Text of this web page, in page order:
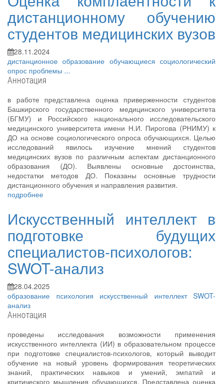
дистанционному обучению
студентов медицинских вузов
28.11.2024
дистанционное образование обучающиесясоциологический
опрос проблемы ...
Аннотация
в работе представлена оценка приверженности студентов
Башкирского государственного медицинского университета
(БГМУ) и Российского национального исследовательского
медицинского университета имени Н.И. Пирогова (РНИМУ) к
ДО на основе социологического опроса обучающихся. Целью
исследований явилось изучение мнений студентов
медицинских вузов по различным аспектам дистанционного
образования (ДО). Выявлены основные достоинства,
недостатки методов ДО. Показаны основные трудности
дистанционного обучения и направления развития.
подробнее
Искусственный интеллект в
подготовке будущих
специалистов-психологов:
SWOT-анализ
28.04.2025
образование психология искусственный интеллект SWOT-
анализ
Аннотация
проведены исследования возможности применения
искусственного интеллекта (ИИ) в образовательном процессе
при подготовке специалистов-психологов, который выводит
обучение на новый уровень формирования теоретических
знаний, практических навыков и умений, эмпатий и
критического мышления обучающихся. Представлена оценка